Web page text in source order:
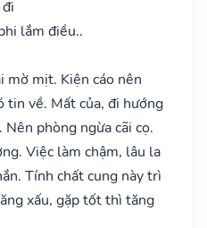
lắm điều..
mờ mịt. Kiện cáo nên
tin về. Mất của, đi hướng
phòng ngừa cãi cọ.
Việc làm chậm, lâu la
Tính chất cung này trì
xấu, gặp tốt thì tăng